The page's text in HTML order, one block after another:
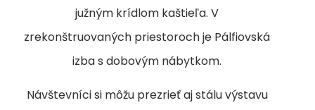
južným krídlom kaštieľa. V
zrekonštruovaných priestoroch je Pálfiovská
izba s dobovým nábytkom.
Návštevníci si môžu prezrieť aj stálu výstavu